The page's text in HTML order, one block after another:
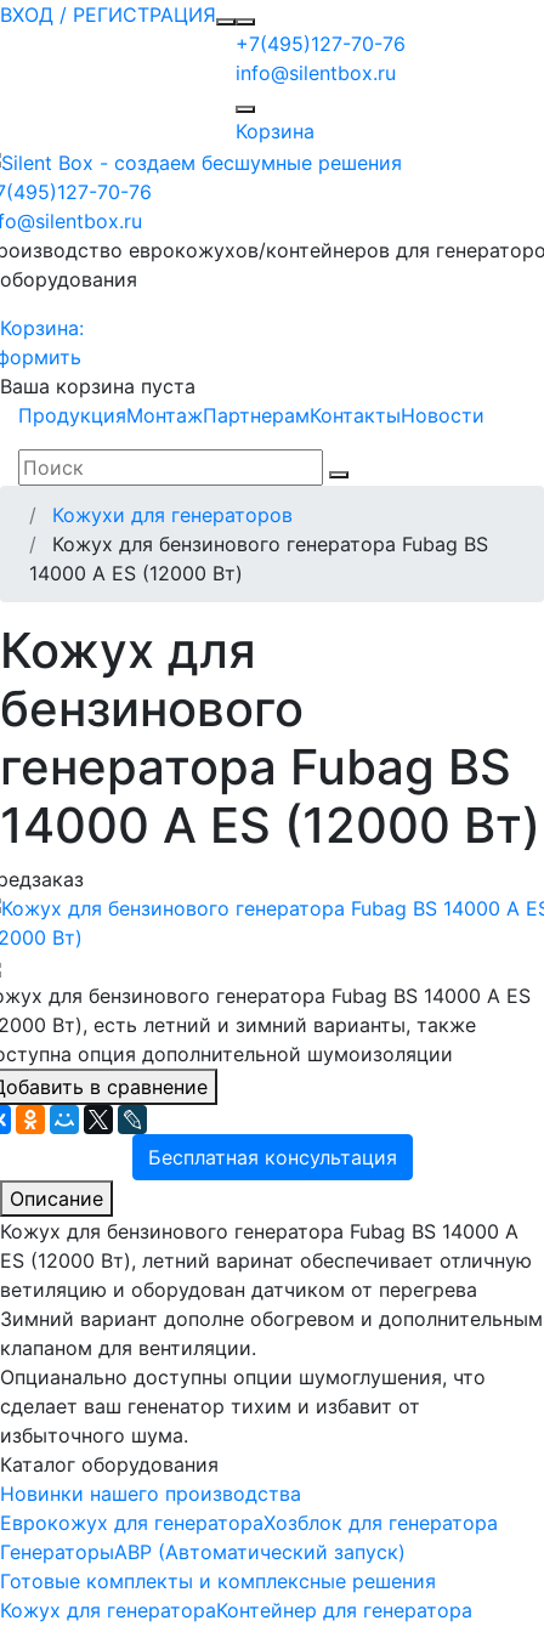
ВХОД / РЕГИСТРАЦИЯ
+7(495)127-70-76
info@silentbox.ru
Корзина
70-76
еврокожухов/контейнеров для
Корзина:
Ваша корзина пуста
ПродукцияМонтажПартнерамКонтактыНовости
Кожухи для генераторов
Кожух для бензинового генератора Fubag BS
14000 A ES (12000 Вт)
Кожух для
бензинового
генератора Fubag BS
14000 A ES (12000 Вт)
для бензинового генератора Fubag BS 14000 A ES
Вт), есть летний и зимний варианты, также
опция дополнительной шумоизоляции
в сравнение
Бесплатная консультация
Описание
Кожух для бензинового генератора Fubag BS 14000 A
ES (12000 Вт), летний варинат обеспечивает отличную
ветиляцию и оборудован датчиком от перегрева
Зимний вариант дополне обогревом и дополнительным
клапаном для вентиляции.
Опцианально доступны опции шумоглушения, что
сделает ваш гененатор тихим и избавит от
избыточного шума.
Каталог оборудования
Новинки нашего производства
Еврокожух для генератораХозблок для генератора
ГенераторыАВР (Автоматический запуск)
Готовые комплекты и комплексные решения
Кожух для генератораКонтейнер для генератора